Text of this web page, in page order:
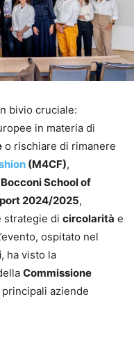
bivio cruciale:
in materia di
o rischiare di rimanere
(M4CF),
Bocconi School of
2024/2025,
strategie di circolarità e
ospitato nel
, ha visto la
Commissione
aziende